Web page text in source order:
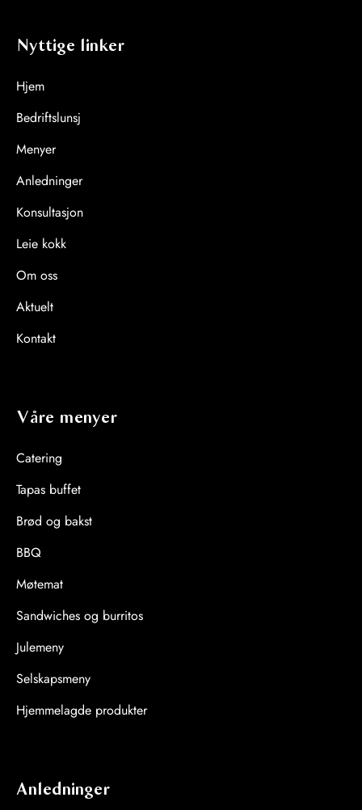
Nyttige linker
Hjem
Bedriftslunsj
Menyer
Anledninger
Konsultasjon
Leie kokk
Om oss
Aktuelt
Kontakt
Våre menyer
Catering
Tapas buffet
Brød og bakst
BBQ
Møtemat
Sandwiches og burritos
Julemeny
Selskapsmeny
Hjemmelagde produkter
Anledninger